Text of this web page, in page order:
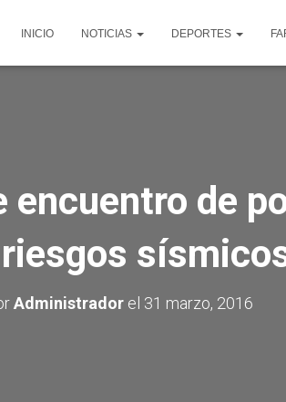
INICIO NOTICIAS DEPORTES
encuentro de
Administradorel 31 marzo, 2016